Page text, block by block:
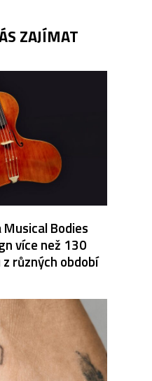
ZAJÍMAT
Bodies
více než 130
různých období